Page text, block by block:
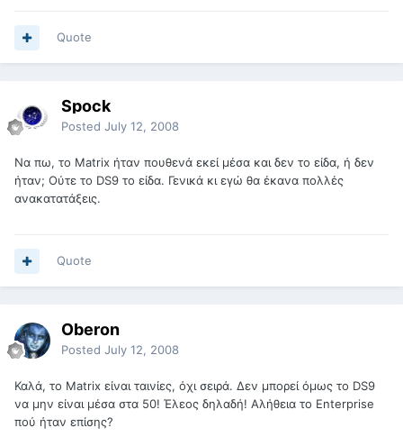
Quote
Spock
Posted July 12, 2008
Να πω, το Matrix ήταν πουθενά εκεί μέσα και δεν το είδα, ή δεν
ήταν; Ούτε το DS9 το είδα. Γενικά κι εγώ θα έκανα πολλές
ανακατατάξεις.
Quote
Oberon
Posted July 12, 2008
Καλά, το Matrix είναι ταινίες, όχι σειρά. Δεν μπορεί όμως το DS9
να μην είναι μέσα στα 50! Έλεος δηλαδή! Αλήθεια το Enterprise
πού ήταν επίσης?